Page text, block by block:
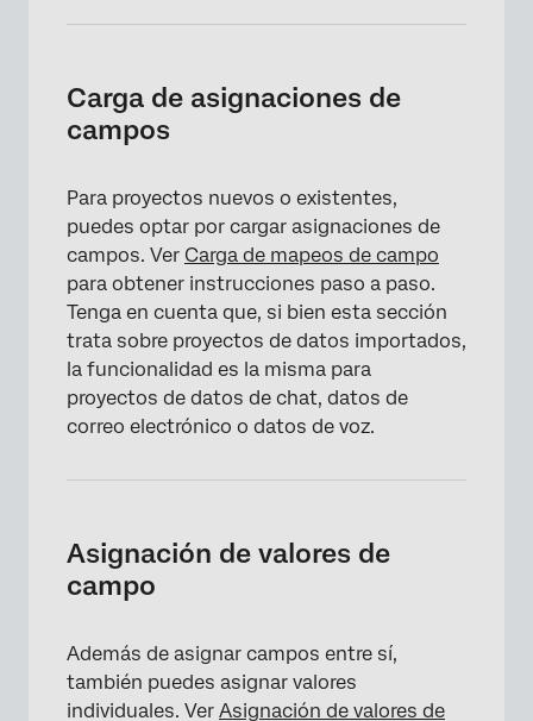
Carga de asignaciones de
campos
Para proyectos nuevos o existentes,
puedes optar por cargar asignaciones de
campos. Ver Carga de mapeos de campo
para obtener instrucciones paso a paso.
Tenga en cuenta que, si bien esta sección
trata sobre proyectos de datos importados,
la funcionalidad es la misma para
proyectos de datos de chat, datos de
correo electrónico o datos de voz.
Asignación de valores de
campo
Además de asignar campos entre sí,
también puedes asignar valores
individuales. Ver Asignación de valores de